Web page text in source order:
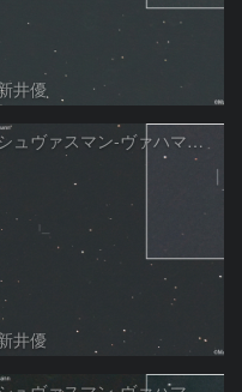
井優
シュヴァスマン-ヴァハマン彗星 ( 29P )：2026/05/18
井優